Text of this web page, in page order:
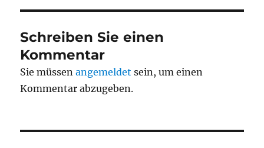
Schreiben Sie einen
Kommentar
Sie müssenangemeldet sein, um einen
Kommentar abzugeben.